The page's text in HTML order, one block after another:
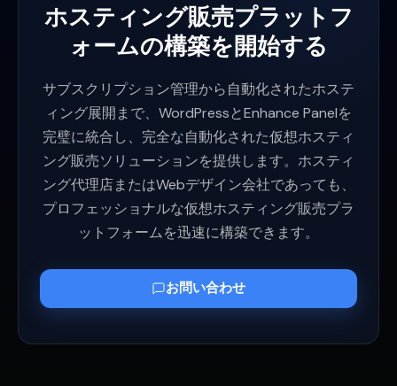
ホスティング販売プラットフ
ォームの構築を開始する
サブスクリプション管理から自動化されたホステ
ィング展開まで、WordPressとEnhance Panelを
完璧に統合し、完全な自動化された仮想ホスティ
ング販売ソリューションを提供します。ホスティ
ング代理店またはWebデザイン会社であっても、
プロフェッショナルな仮想ホスティング販売プラ
ットフォームを迅速に構築できます。
お問い合わせ